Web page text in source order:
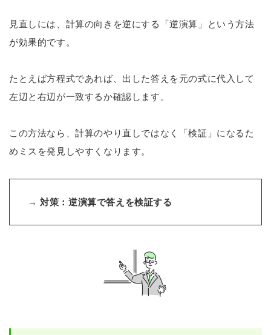
見直しには、計算の向きを逆にする「逆演算」という方法
が効果的です。
たとえば方程式であれば、出した答えを元の式に代入して
左辺と右辺が一致するか確認します。
この方法なら、計算のやり直しではなく「検証」になるた
めミスを発見しやすくなります。
→対策：逆演算で答えを検証する